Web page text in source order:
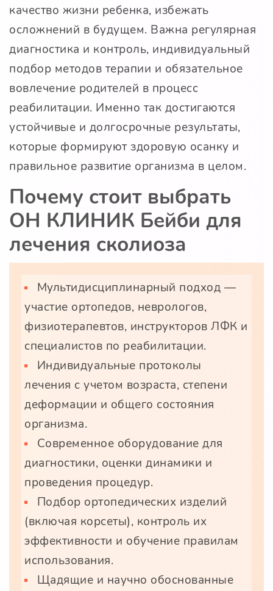
качество жизни ребенка, избежать
осложнений в будущем. Важна регулярная
диагностика и контроль, индивидуальный
подбор методов терапии и обязательное
вовлечение родителей в процесс
реабилитации. Именно так достигаются
устойчивые и долгосрочные результаты,
которые формируют здоровую осанку и
правильное развитие организма в целом.
Почему стоит выбрать
ОН КЛИНИК Бейби для
лечения сколиоза
Мультидисциплинарный подход —
участие ортопедов, неврологов,
физиотерапевтов, инструкторов ЛФК и
специалистов по реабилитации.
Индивидуальные протоколы
лечения с учетом возраста, степени
деформации и общего состояния
организма.
Современное оборудование для
диагностики, оценки динамики и
проведения процедур.
Подбор ортопедических изделий
(включая корсеты), контроль их
эффективности и обучение правилам
использования.
Щадящие и научно обоснованные